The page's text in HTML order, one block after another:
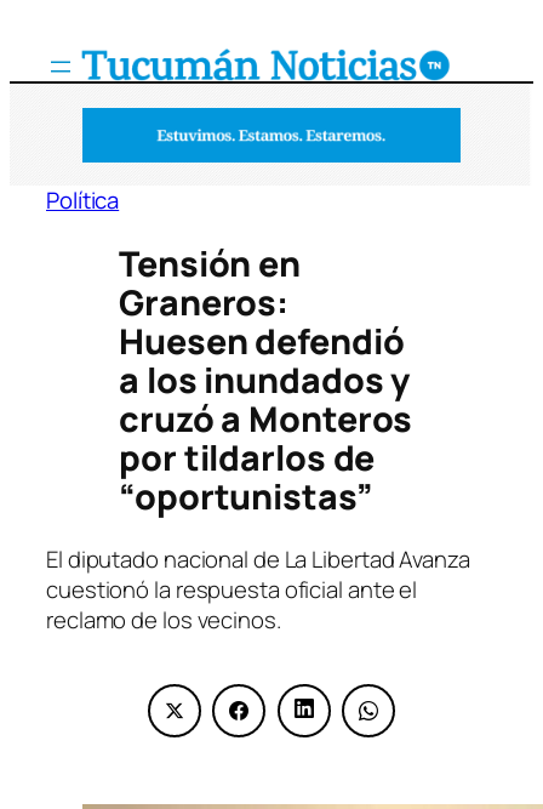
Política
Tensión en
Graneros:
Huesen defendió
a los inundados y
cruzó a Monteros
por tildarlos de
“oportunistas”
El diputado nacional de La Libertad Avanza
cuestionó la respuesta oficial ante el
reclamo de los vecinos.